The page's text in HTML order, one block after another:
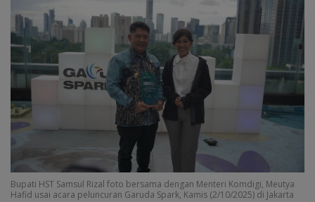
Bupati HST Samsul Rizal foto bersama dengan Menteri Komdigi, Meutya
Hafid usai acara peluncuran Garuda Spark, Kamis (2/10/2025) di Jakarta